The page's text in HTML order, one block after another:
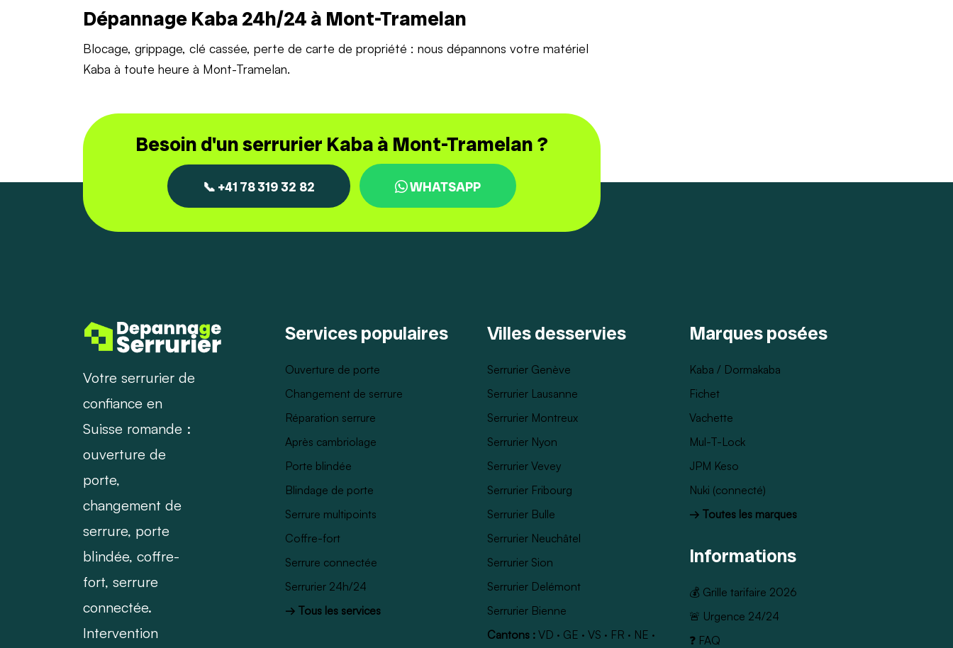
Dépannage Kaba 24h/24 à Mont-Tramelan
Blocage, grippage, clé cassée, perte de carte de propriété : nous dépannons votre matériel
Kaba à toute heure à Mont-Tramelan.
Besoin d'un serrurier Kaba à Mont-Tramelan ?
📞 +41 78 319 32 82 WHATSAPP
Votre serrurier de
confiance en
Suisse romande :
ouverture de
porte,
changement de
serrure, porte
blindée, coffre-
fort, serrure
connectée.
Intervention
Services populaires
Ouverture de porte
Changement de serrure
Réparation serrure
Après cambriolage
Porte blindée
Blindage de porte
Serrure multipoints
Coffre-fort
Serrure connectée
Serrurier 24h/24
→ Tous les services
Villes desservies
Serrurier Genève
Serrurier Lausanne
Serrurier Montreux
Serrurier Nyon
Serrurier Vevey
Serrurier Fribourg
Serrurier Bulle
Serrurier Neuchâtel
Serrurier Sion
Serrurier Delémont
Serrurier Bienne
Cantons : VD · GE · VS · FR · NE ·
Marques posées
Kaba / Dormakaba
Fichet
Vachette
Mul-T-Lock
JPM Keso
Nuki (connecté)
→ Toutes les marques
Informations
💰 Grille tarifaire 2026
🚨 Urgence 24/24
❓ FAQ